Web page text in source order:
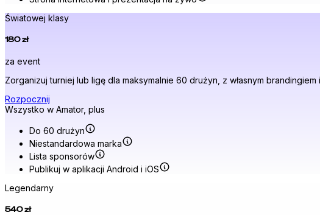
Światowej klasy
180 zł
za event
Zorganizuj turniej lub ligę dla maksymalnie 60 drużyn, z własnym
Rozpocznij
Wszystko w Amator, plus
Do 60 drużyn
Niestandardowa marka
Lista sponsorów
Publikuj w aplikacji Android i iOS
Legendarny
540 zł